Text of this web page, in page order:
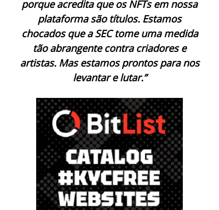
porque acredita que os NFTs em nossa
plataforma são títulos. Estamos
chocados que a SEC tome uma medida
tão abrangente contra criadores e
artistas. Mas estamos prontos para nos
levantar e lutar.”